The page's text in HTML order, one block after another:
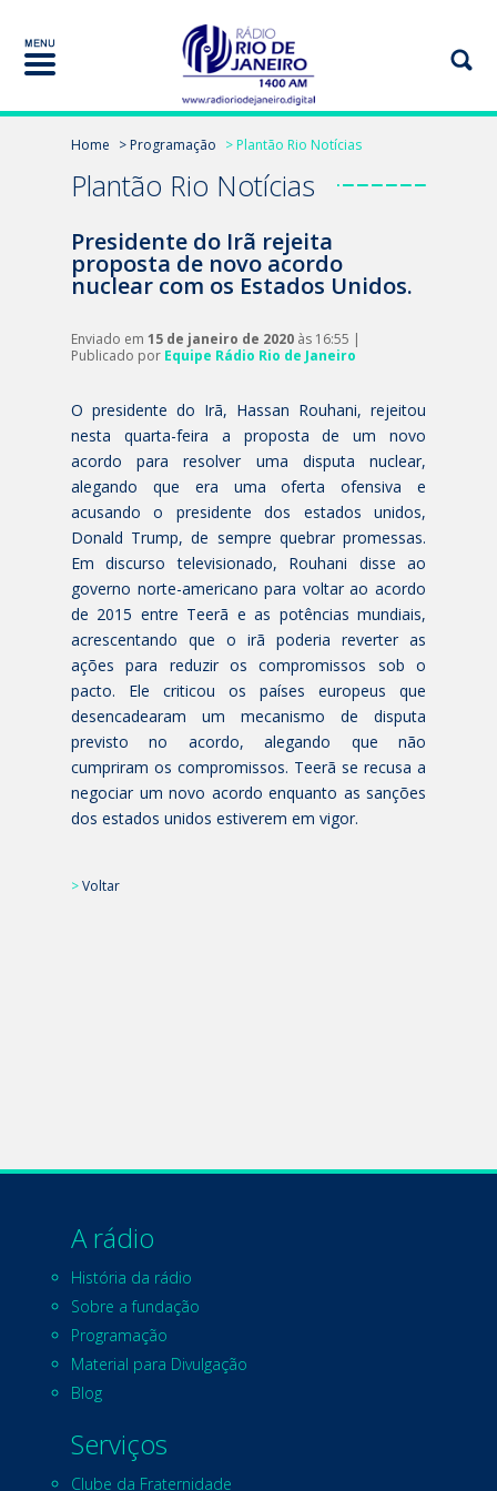
Home > Programação > Plantão Rio Notícias
Plantão Rio Notícias
Presidente do Irã rejeita
proposta de novo acordo
nuclear com os Estados Unidos.
Enviado em 15 de janeiro de 2020 às 16:55 |
Publicado por Equipe Rádio Rio de Janeiro
O presidente do Irã, Hassan Rouhani, rejeitou
nesta quarta-feira a proposta de um novo
acordo para resolver uma disputa nuclear,
alegando que era uma oferta ofensiva e
acusando o presidente dos estados unidos,
Donald Trump, de sempre quebrar promessas.
Em discurso televisionado, Rouhani disse ao
governo norte-americano para voltar ao acordo
de 2015 entre Teerã e as potências mundiais,
acrescentando que o irã poderia reverter as
ações para reduzir os compromissos sob o
pacto. Ele criticou os países europeus que
desencadearam um mecanismo de disputa
previsto no acordo, alegando que não
cumpriram os compromissos. Teerã se recusa a
negociar um novo acordo enquanto as sanções
dos estados unidos estiverem em vigor.
>Voltar
A rádio
História da rádio
Sobre a fundação
Programação
Material para Divulgação
Blog
Serviços
Clube da Fraternidade